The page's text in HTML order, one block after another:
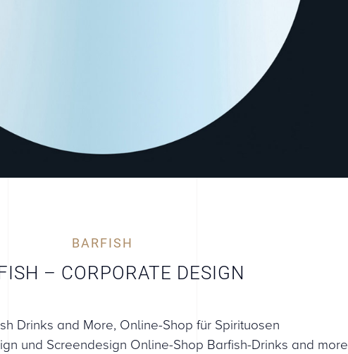
BARFISH
– CORPORATE DESIGN
Drinks and More, Online-Shop für Spirituosen
und Screendesign Online-Shop Barfish-Drinks and more